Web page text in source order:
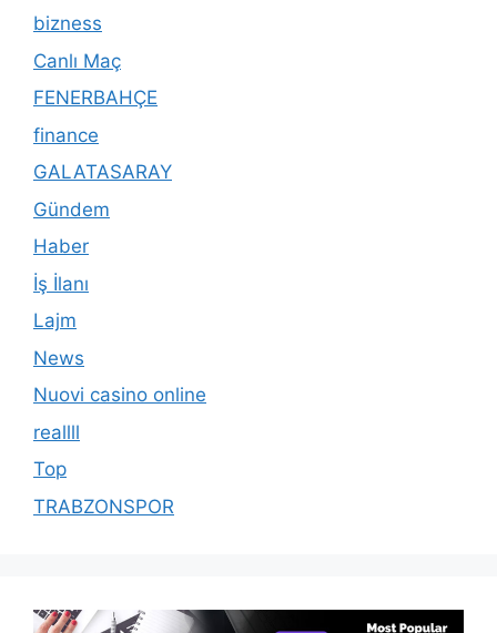
bizness
Canlı Maç
FENERBAHÇE
finance
GALATASARAY
Gündem
Haber
İş İlanı
Lajm
News
Nuovi casino online
reallll
Top
TRABZONSPOR